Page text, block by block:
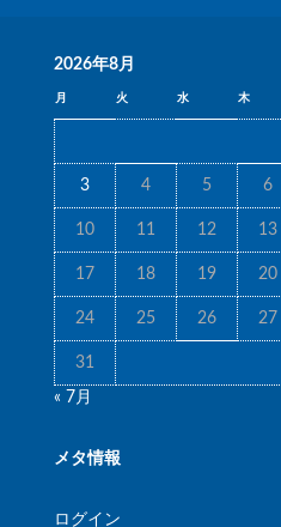
2026年8月
月 火 水 木
3 4 5 6
10 11 12 13
17 18 19 20
24 25 26 27
31
« 7月
メタ情報
ログイン